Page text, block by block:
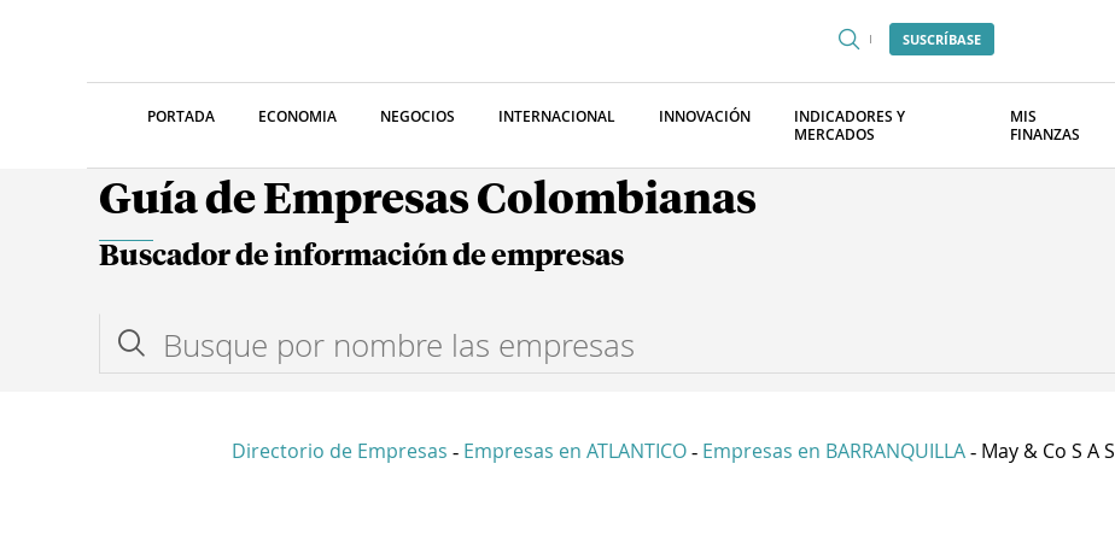
SUSCRÍBASE
PORTADA ECONOMIA NEGOCIOS INTERNACIONAL INNOVACIÓN
INDICADORES Y
MERCADOS
MIS
FINANZAS
Guía de Empresas Colombianas
Buscador de información de empresas
Directorio de Empresas - Empresas en ATLANTICO - Empresas en BARRANQUILLA - May & Co S A S